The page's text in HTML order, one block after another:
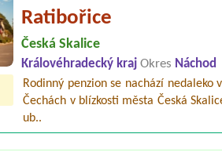
Ratibořice
Česká Skalice
Královéhradecký krajOkres Náchod
Rodinný penzion se nachází nedaleko
Čechách v blízkosti města Česká
ub..